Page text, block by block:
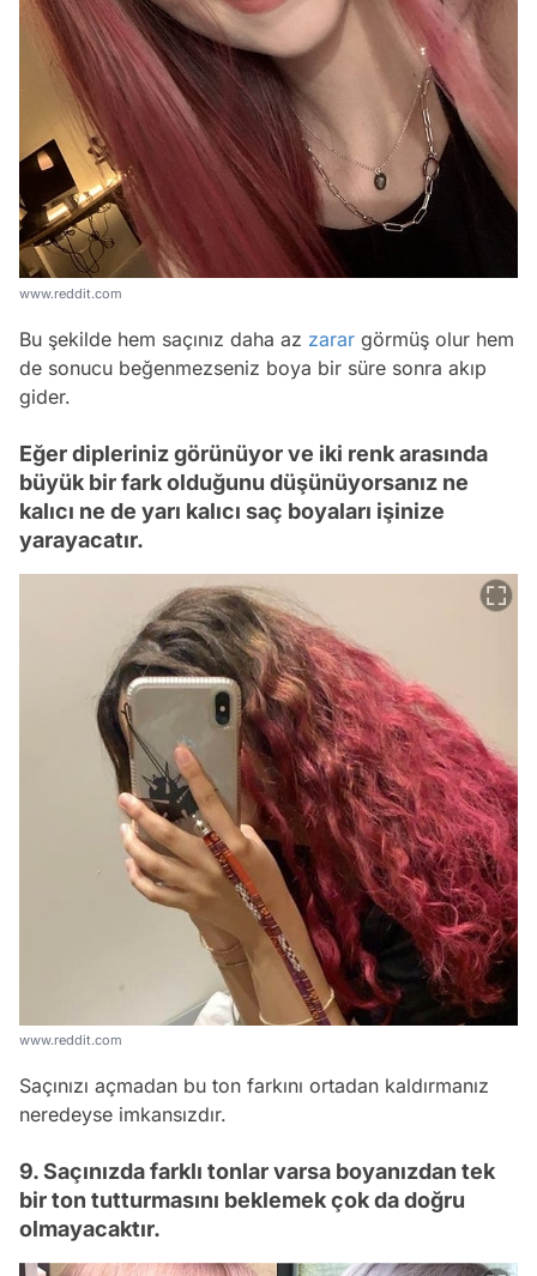
www.reddit.com
Bu şekilde hem saçınız daha az zarar görmüş olur hem
de sonucu beğenmezseniz boya bir süre sonra akıp
gider.
Eğer dipleriniz görünüyor ve iki renk arasında
büyük bir fark olduğunu düşünüyorsanız ne
kalıcı ne de yarı kalıcı saç boyaları işinize
yarayacatır.
www.reddit.com
Saçınızı açmadan bu ton farkını ortadan kaldırmanız
neredeyse imkansızdır.
9. Saçınızda farklı tonlar varsa boyanızdan tek
bir ton tutturmasını beklemek çok da doğru
olmayacaktır.